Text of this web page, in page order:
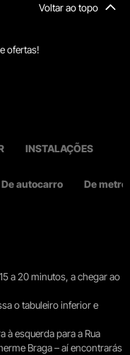
Voltar ao topo
ofertas!
INSTALAÇÕES
De autocarro De metro
a 20 minutos, a chegar ao
o tabuleiro inferior e
à esquerda para a Rua
Braga – aí encontrarás